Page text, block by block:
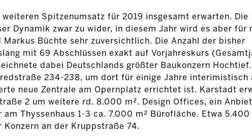
Spitzenumsatz für 2019 insgesamt erwarten. Die
Dynamik zwar zu wider, in diesem Jahr wird es aber für
Markus Büchte sehr zuversichtlich. Die Anzahl der bisher
mit 69 Abschlüssen exakt auf Vorjahreskurs
dabei Deutschlands größter Baukonzern
234-238, um dort für einige Jahre interimistisch
neue Zentrale am Opernplatz errichtet ist. Karstadt
2 um weitere rd. 8.000 m². Design Offices, ein
Thyssenhaus 1-3 ca. 7.000 m² Bürofläche. Etwa 5.400
an der Kruppstraße 74.